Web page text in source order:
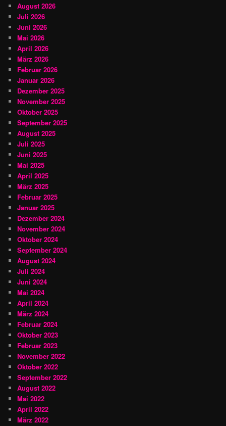
August 2026
Juli 2026
Juni 2026
Mai 2026
April 2026
März 2026
Februar 2026
Januar 2026
Dezember 2025
November 2025
Oktober 2025
September 2025
August 2025
Juli 2025
Juni 2025
Mai 2025
April 2025
März 2025
Februar 2025
Januar 2025
Dezember 2024
November 2024
Oktober 2024
September 2024
August 2024
Juli 2024
Juni 2024
Mai 2024
April 2024
März 2024
Februar 2024
Oktober 2023
Februar 2023
November 2022
Oktober 2022
September 2022
August 2022
Mai 2022
April 2022
März 2022